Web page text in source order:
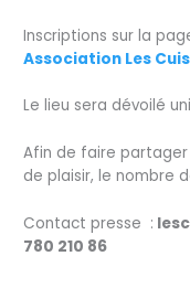
Inscriptions sur la
Association Les
Le lieu sera dévoilé
Afin de faire
de plaisir, le nombre
Contact presse :
780 210 86